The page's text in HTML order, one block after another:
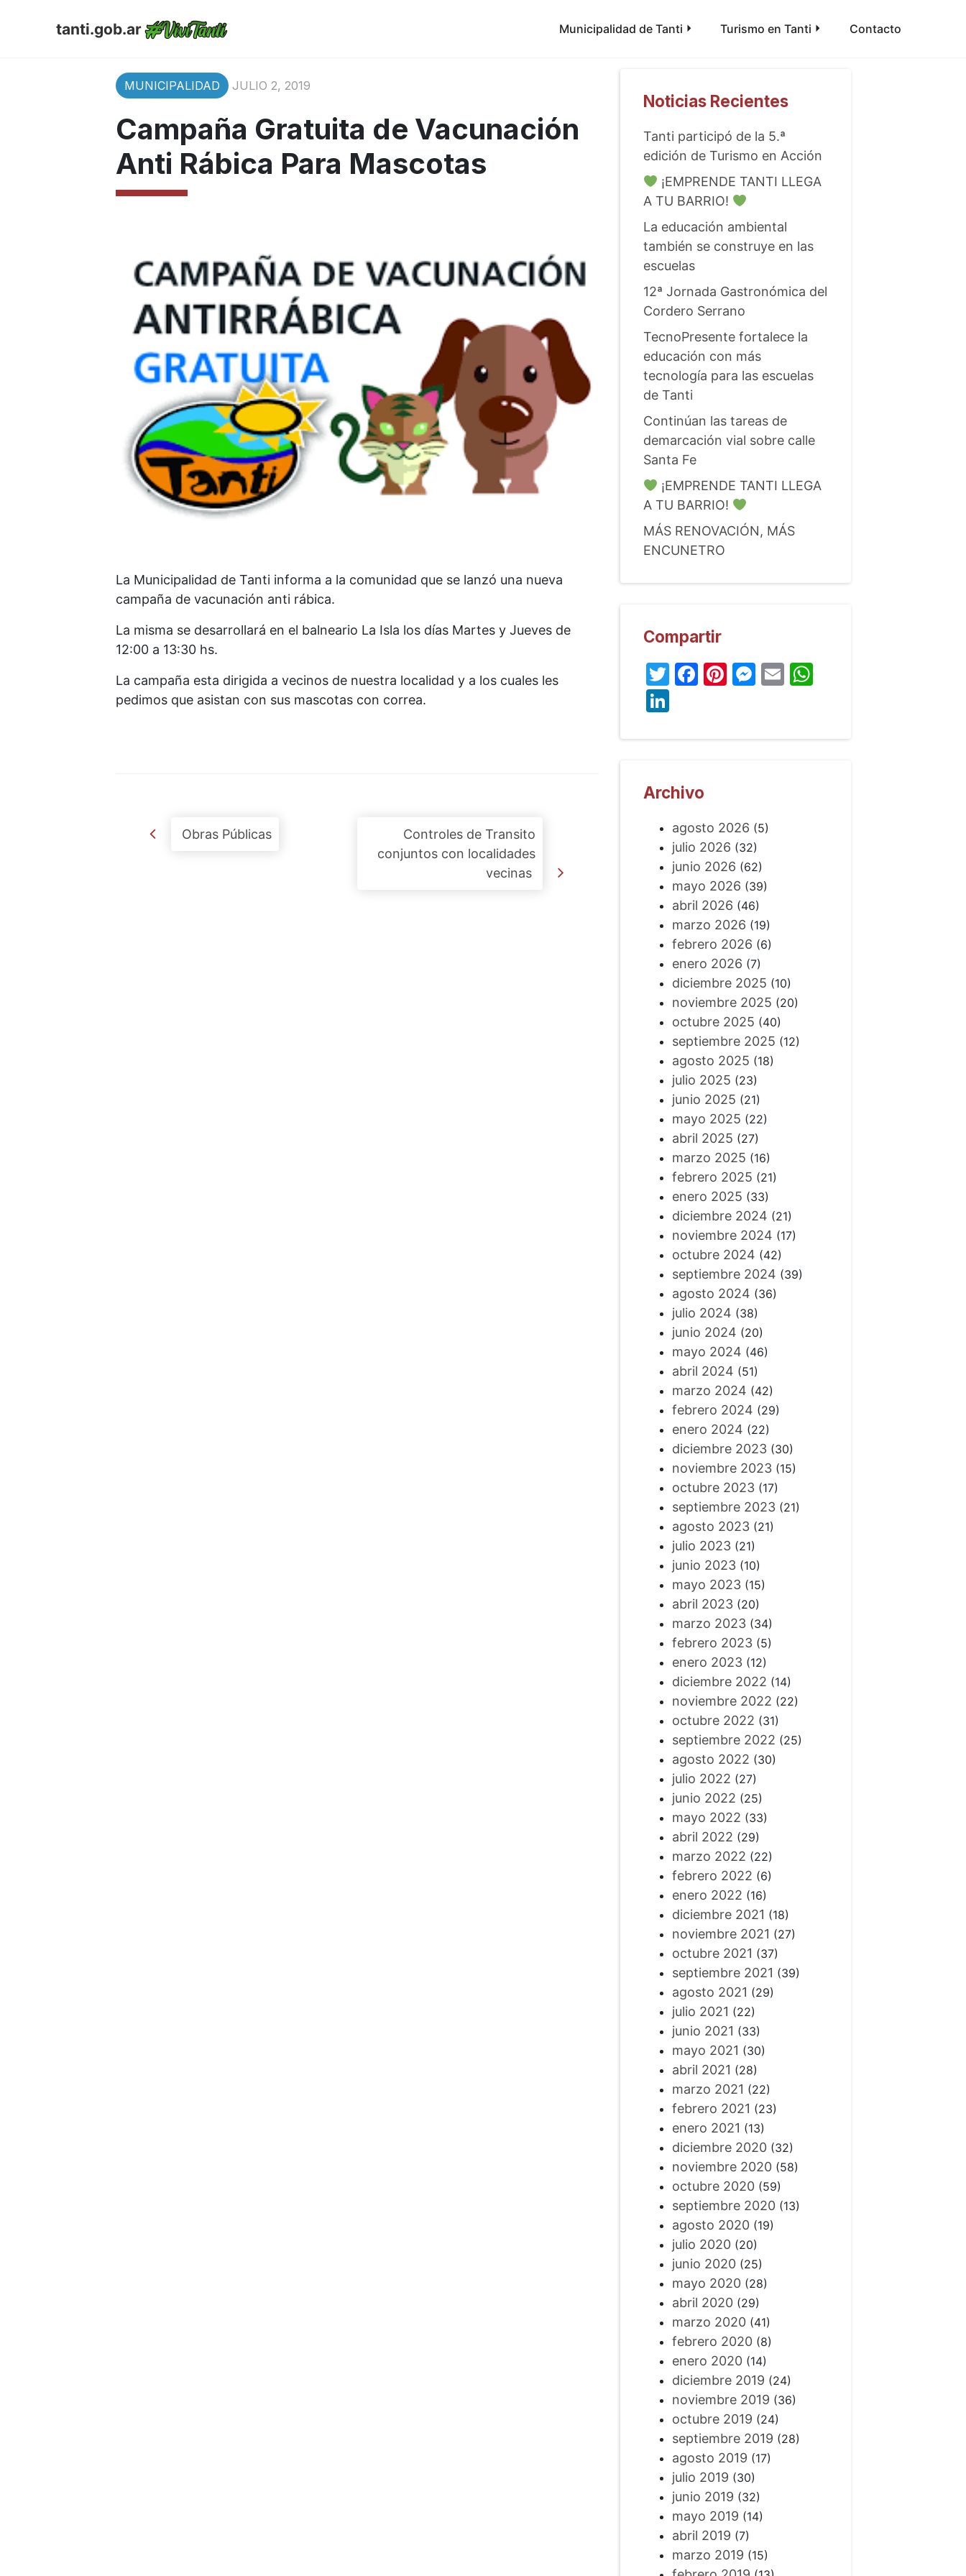
tanti.gob.ar Municipalidad de Tanti Turismo en Tanti Contacto
MUNICIPALIDAD JULIO 2, 2019
Campaña Gratuita de Vacunación
Anti Rábica Para Mascotas
La Municipalidad de Tanti informa a la comunidad que se lanzó una nueva
campaña de vacunación anti rábica.
La misma se desarrollará en el balneario La Isla los días Martes y Jueves de
12:00 a 13:30 hs.
La campaña esta dirigida a vecinos de nuestra localidad y a los cuales les
pedimos que asistan con sus mascotas con correa.
Post navigation
Obras Públicas
Controles de Transito
conjuntos con localidades
vecinas
Noticias Recientes
Tanti participó de la 5.ª
edición de Turismo en Acción
¡EMPRENDE TANTI LLEGA
A TU BARRIO!
La educación ambiental
también se construye en las
escuelas
12ª Jornada Gastronómica del
Cordero Serrano
TecnoPresente fortalece la
educación con más
tecnología para las escuelas
de Tanti
Continúan las tareas de
demarcación vial sobre calle
Santa Fe
¡EMPRENDE TANTI LLEGA
A TU BARRIO!
MÁS RENOVACIÓN, MÁS
ENCUNETRO
Compartir
Twitter
Facebook
Pinterest
Messenger
EmailWhatsApp
LinkedIn
Archivo
agosto 2026 (5)
julio 2026 (32)
junio 2026 (62)
mayo 2026 (39)
abril 2026 (46)
marzo 2026 (19)
febrero 2026 (6)
enero 2026 (7)
diciembre 2025 (10)
noviembre 2025 (20)
octubre 2025 (40)
septiembre 2025 (12)
agosto 2025 (18)
julio 2025 (23)
junio 2025 (21)
mayo 2025 (22)
abril 2025 (27)
marzo 2025 (16)
febrero 2025 (21)
enero 2025 (33)
diciembre 2024 (21)
noviembre 2024 (17)
octubre 2024 (42)
septiembre 2024 (39)
agosto 2024 (36)
julio 2024 (38)
junio 2024 (20)
mayo 2024 (46)
abril 2024 (51)
marzo 2024 (42)
febrero 2024 (29)
enero 2024 (22)
diciembre 2023(30)
noviembre 2023(15)
octubre 2023(17)
septiembre 2023(21)
agosto 2023(21)
julio 2023(21)
junio 2023(10)
mayo 2023(15)
abril 2023(20)
marzo 2023(34)
febrero 2023(5)
enero 2023(12)
diciembre 2022 (14)
noviembre 2022 (22)
octubre 2022 (31)
septiembre 2022 (25)
agosto 2022 (30)
julio 2022 (27)
junio 2022 (25)
mayo 2022 (33)
abril 2022 (29)
marzo 2022 (22)
febrero 2022 (6)
enero 2022 (16)
diciembre 2021 (18)
noviembre 2021 (27)
octubre 2021 (37)
septiembre 2021 (39)
agosto 2021 (29)
julio 2021 (22)
junio 2021 (33)
mayo 2021 (30)
abril 2021 (28)
marzo 2021 (22)
febrero 2021 (23)
enero 2021 (13)
diciembre 2020(32)
noviembre 2020(58)
octubre 2020(59)
septiembre 2020(13)
agosto 2020(19)
julio 2020(20)
junio 2020(25)
mayo 2020(28)
abril 2020(29)
marzo 2020(41)
febrero 2020(8)
enero 2020(14)
diciembre 2019 (24)
noviembre 2019 (36)
octubre 2019 (24)
septiembre 2019 (28)
agosto 2019 (17)
julio 2019 (30)
junio 2019 (32)
mayo 2019 (14)
abril 2019 (7)
marzo 2019 (15)